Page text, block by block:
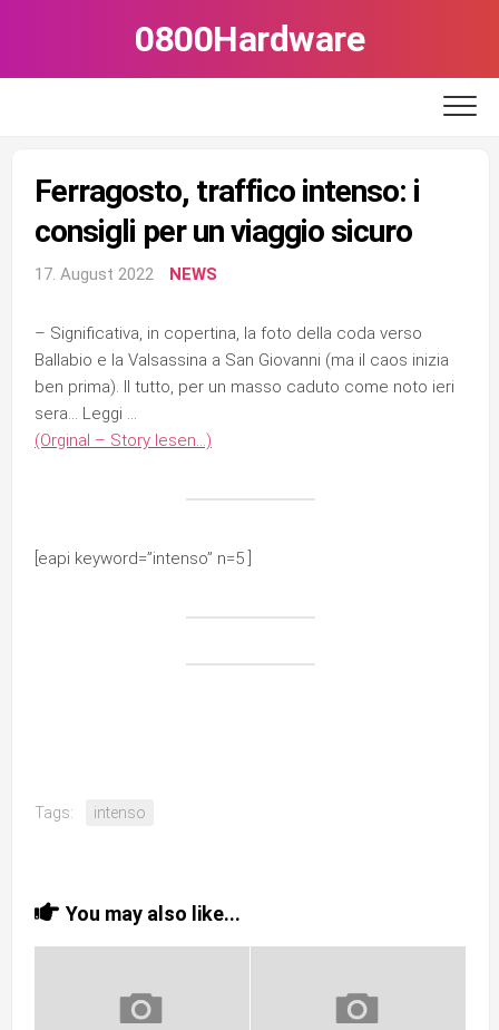
0800Hardware
Ferragosto, traffico intenso: i
consigli per un viaggio sicuro
17. August 2022 NEWS
– Significativa, in copertina, la foto della coda verso
Ballabio e la Valsassina a San Giovanni (ma il caos inizia
ben prima). Il tutto, per un masso caduto come noto ieri
sera… Leggi …
(Orginal – Story lesen…)
[eapi keyword=”intenso” n=5 ]
Tags: intenso
You may also like...